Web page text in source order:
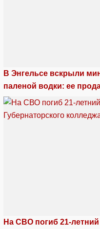
В Энгельсе вскрыли
паленой водки: ее
На СВО погиб 21-